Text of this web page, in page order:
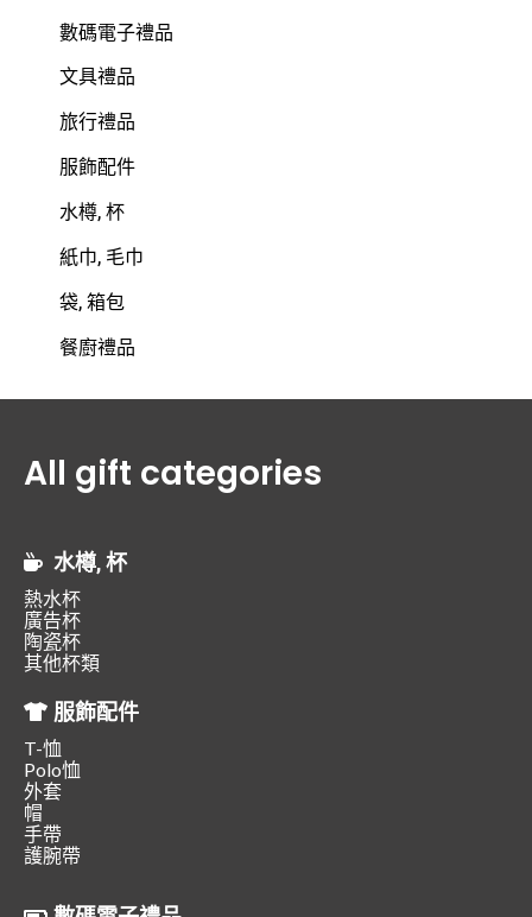
數碼電子禮品
文具禮品
旅行禮品
服飾配件
水樽, 杯
紙巾, 毛巾
袋, 箱包
餐廚禮品
All gift categories
水樽, 杯
熱水杯
廣告杯
陶瓷杯
其他杯類
服飾配件
T-恤
Polo恤
外套
帽
手帶
護腕帶